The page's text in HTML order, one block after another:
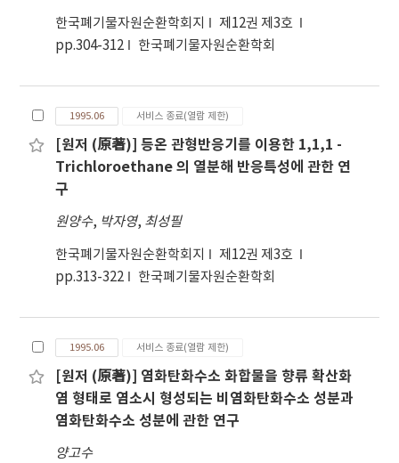
한국폐기물자원순환학회지
제12권 제3호
pp.304-312
한국폐기물자원순환학회
1995.06 서비스 종료(열람 제한)
[원저 (原著)] 등온 관형반응기를 이용한 1,1,1 -
Trichloroethane 의 열분해 반응특성에 관한 연
구
원양수, 박자영, 최성필
한국폐기물자원순환학회지
제12권 제3호
pp.313-322
한국폐기물자원순환학회
1995.06 서비스 종료(열람 제한)
[원저 (原著)] 염화탄화수소 화합물을 향류 확산화
염 형태로 염소시 형성되는 비염화탄화수소 성분과
염화탄화수소 성분에 관한 연구
양고수